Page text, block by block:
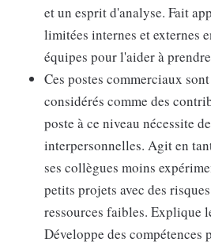
et un esprit d'analyse. Fait
limitées internes et externes
équipes pour l'aider à
Ces postes commerciaux
considérés comme des
poste à ce niveau nécessite
interpersonnelles. Agit en
ses collègues moins
petits projets avec des
ressources faibles. Explique
Développe des compétences